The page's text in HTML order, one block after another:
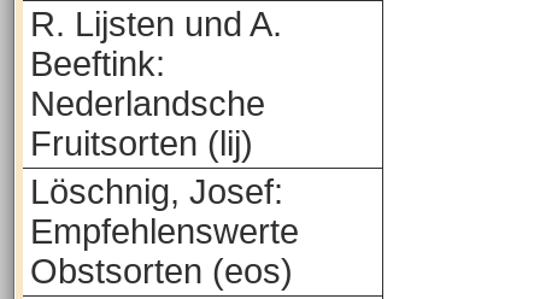
R. Lijsten und A.
Beeftink:
Nederlandsche
Fruitsorten (lij)
Löschnig, Josef:
Empfehlenswerte
Obstsorten (eos)